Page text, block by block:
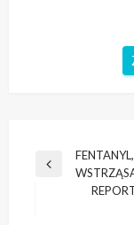
Nawigacja
wpisu
Poprzedni